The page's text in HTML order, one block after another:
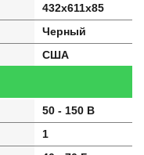
432x611x85
Черный
США
50 - 150 В
1